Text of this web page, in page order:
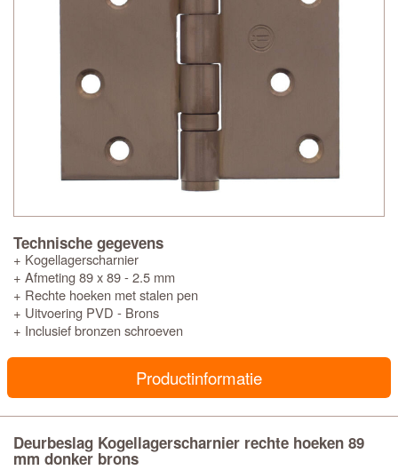
Technische gegevens
+ Kogellagerscharnier
+ Afmeting 89 x 89 - 2.5 mm
+ Rechte hoeken met stalen pen
+ Uitvoering PVD - Brons
+ Inclusief bronzen schroeven
Productinformatie
Deurbeslag Kogellagerscharnier rechte hoeken 89
mm donker brons